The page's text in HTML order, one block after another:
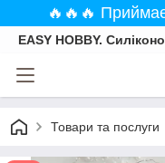
🔥🔥🔥
EASY HOBBY.
Товари та послуги